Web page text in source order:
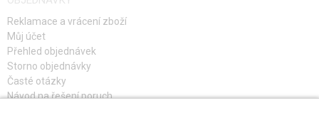
STAVEBNICE, MODELY
REKLAMNÍ PŘEDMĚTY
Reklamace a vrácení zboží
Můj účet
Přehled objednávek
Storno objednávky
Časté otázky
Návod na řešení poruch